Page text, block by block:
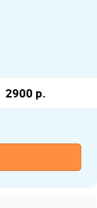
2900 р.